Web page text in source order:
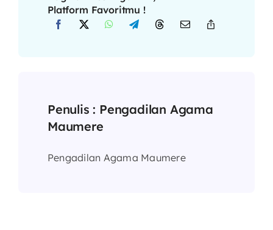
Platform Favoritmu !
Penulis : Pengadilan Agama
Maumere
Pengadilan Agama Maumere